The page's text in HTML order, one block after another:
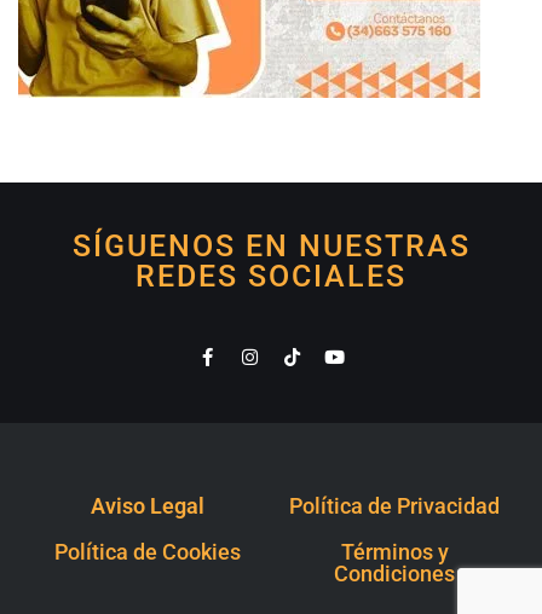
SÍGUENOS EN NUESTRAS
REDES SOCIALES
Aviso Legal
Política de Privacidad
Política de Cookies
Términos y
Condiciones